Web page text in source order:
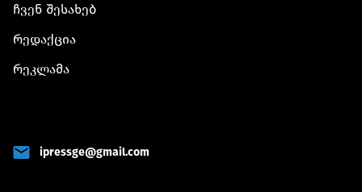
ჩვენ შესახებ
რედაქცია
რეკლამა
ipressge@gmail.com